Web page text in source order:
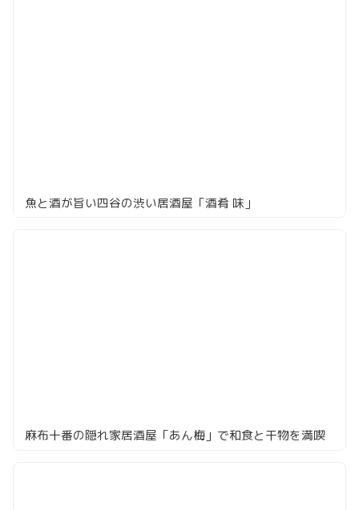
魚と酒が旨い四谷の渋い居酒屋「酒肴 味」
麻布十番の隠れ家居酒屋「あん梅」で和食と干物を満喫